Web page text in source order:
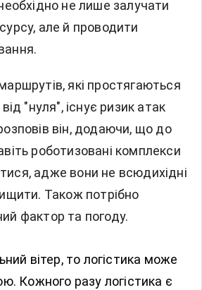
не лише залучати
але й проводити
які простягаються
"нуля", існує ризик атак
він, додаючи, що до
роботизовані комплекси
адже вони не всюдихідні
Також потрібно
фактор та погоду.
вітер, то логістика може
Кожного разу логістика є